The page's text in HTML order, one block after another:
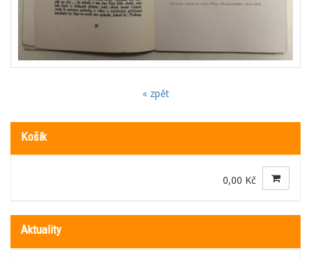
« zpět
Košík
0,00 Kč
Aktuality